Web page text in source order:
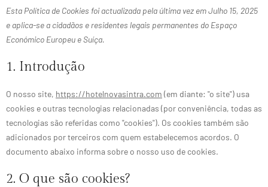
Esta Política de Cookies foi actualizada pela última vez em Julho 15, 2025
e aplica-se a cidadãos e residentes legais permanentes do Espaço
Económico Europeu e Suíça.
1. Introdução
O nosso site, https://hotelnovasintra.com (em diante: "o site") usa
cookies e outras tecnologias relacionadas (por conveniência, todas as
tecnologias são referidas como "cookies"). Os cookies também são
adicionados por terceiros com quem estabelecemos acordos. O
documento abaixo informa sobre o nosso uso de cookies.
2. O que são cookies?